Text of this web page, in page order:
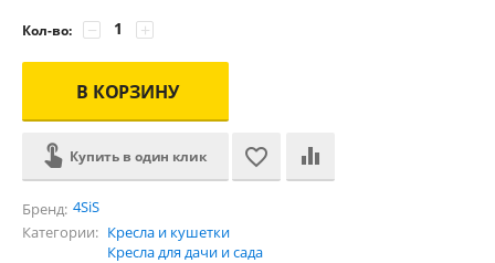
Кол-во: +
−
В КОРЗИНУ
Купить в один клик
Бренд: 4SiS
Категории: Кресла и кушетки
Кресла для дачи и сада